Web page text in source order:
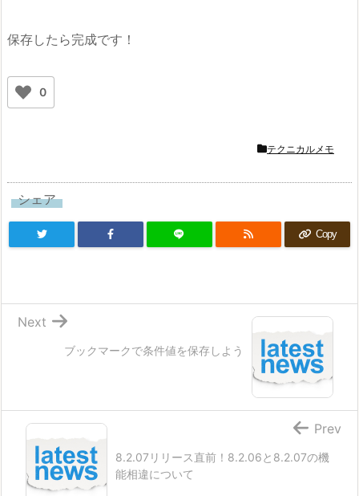
保存したら完成です！
0
テクニカルメモ
シェア
Copy
ブックマークで条件値を保存しよう
Next
8.2.07リリース直前！8.2.06と8.2.07の機
能相違について
Prev